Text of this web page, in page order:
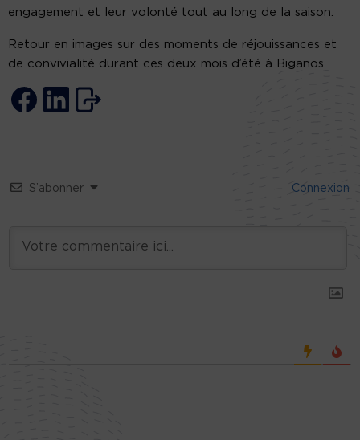
engagement et leur volonté tout au long de la saison.
Retour en images sur des moments de réjouissances et
de convivialité durant ces deux mois d’été à Biganos.
S’abonner Connexion